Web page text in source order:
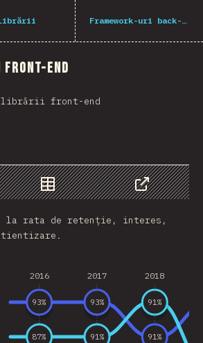
Framework-uri back-end
front-end
librării front-end
Date
Share
la rata de retenție, interes,
2016 2017 2018
93% 93%
91%
87% 91%
91%
of JS 2021